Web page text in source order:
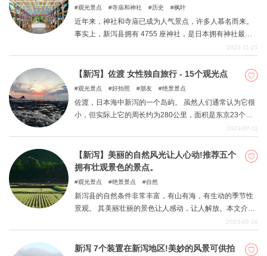
观光景点 寺庙和神社 历史 枫叶
近年来，神社和寺庙已成为人气景点，许多人慕名而来。
事实上，新泻县拥有 4755 座神社，是日本拥有神社最多
的县。(排名第二的兵库县有 3836 座神社）。 明治时期，
样做。此外，新泻县在当时竟然是全国人口最多的县，许
多人需要一个精神中心。 本文将介绍新潟县众多神社和寺
2023-11-21
【新泻】佐渡 女性独自旅行 - 15个观光点
观光景点 好拍照 朋友 绝景景点
佐渡，日本海中新泻的一个岛屿。 虽然人们通常认为它很
小，但实际上它的周长约为280公里，面积是东京23个区
的1.4倍。 佐渡岛是本州最大和最宽的岛屿，居住着大约
虽然它是新泻海岸外的一个岛屿，但由于对马暖流在它周
围流动，冬天很暖和，雪也少得多！它是一个四季分明的
岛屿，让游客享受到原汁原味的日本景观！ 该岛四季分
2023-07-11
【新泻】美丽的自然风光让人心动!推荐五个
拥有壮观景色的景点。
观光景点 绝景景点 自然
新泻县的自然条件非常丰富，有山有海，有生动的季节性
景观。 其美丽壮丽的景色让人感动，让人解放。本文介绍
2023-06-16
新泻 7个装置在新泻地区!美妙的风景可供拍